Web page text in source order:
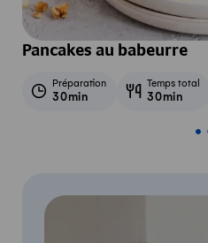
Pancakes au babeurre
Préparation
30min
Temps total
30min